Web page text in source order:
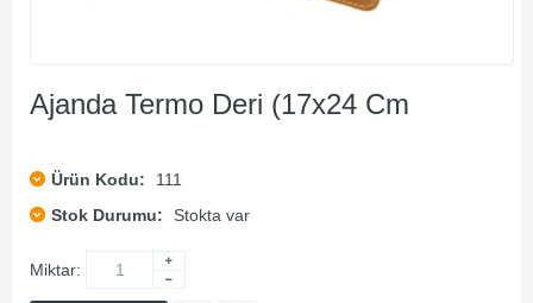
Ajanda Termo Deri (17x24 Cm
Ürün Kodu:
111
Stok Durumu:
Stokta var
Miktar: